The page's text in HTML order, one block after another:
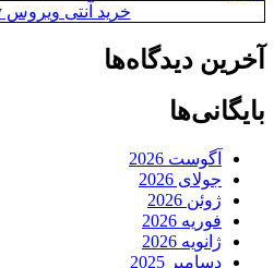
خرید آنتی ویروس Kaspersky
آخرین دیدگاه‌ها
بایگانی‌ها
آگوست 2026
جولای 2026
ژوئن 2026
فوریه 2026
ژانویه 2026
دسامبر 2025